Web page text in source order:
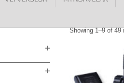
Showing 1–9 of 49